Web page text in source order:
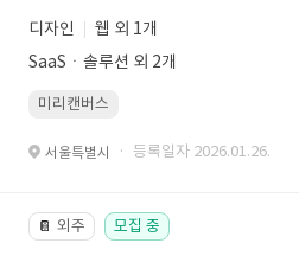
디자인
웹 외 1개
SaaSㆍ솔루션 외 2개
미리캔버스
서울특별시 · 등록일자 2026.01.26.
📔 외주 모집 중